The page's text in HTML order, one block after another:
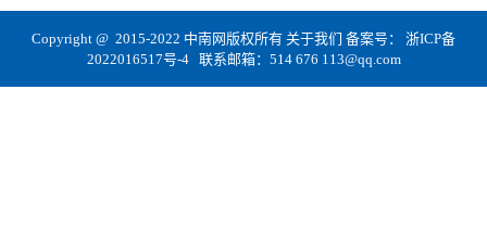
Copyright @ 2015-2022 中南网版权所有 关于我们 备案号： 浙ICP备
2022016517号-4联系邮箱：514 676 113@qq.com